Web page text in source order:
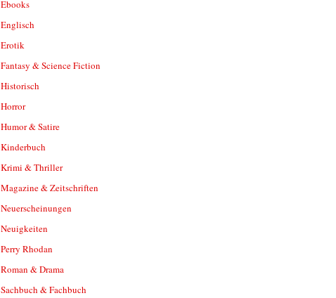
Ebooks
Englisch
Erotik
Fantasy & Science Fiction
Historisch
Horror
Humor & Satire
Kinderbuch
Krimi & Thriller
Magazine & Zeitschriften
Neuerscheinungen
Neuigkeiten
Perry Rhodan
Roman & Drama
Sachbuch & Fachbuch